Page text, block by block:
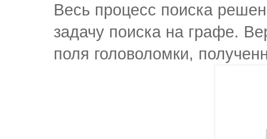
Весь процесс поиска
задачу поиска на графе.
поля головоломки,